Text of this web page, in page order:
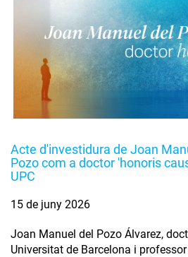
Acte d'investidura de Joan
Pozo com a doctor 'honoris
UPC
15 de juny 2026
Joan Manuel del Pozo Álvarez,
Universitat de Barcelona i